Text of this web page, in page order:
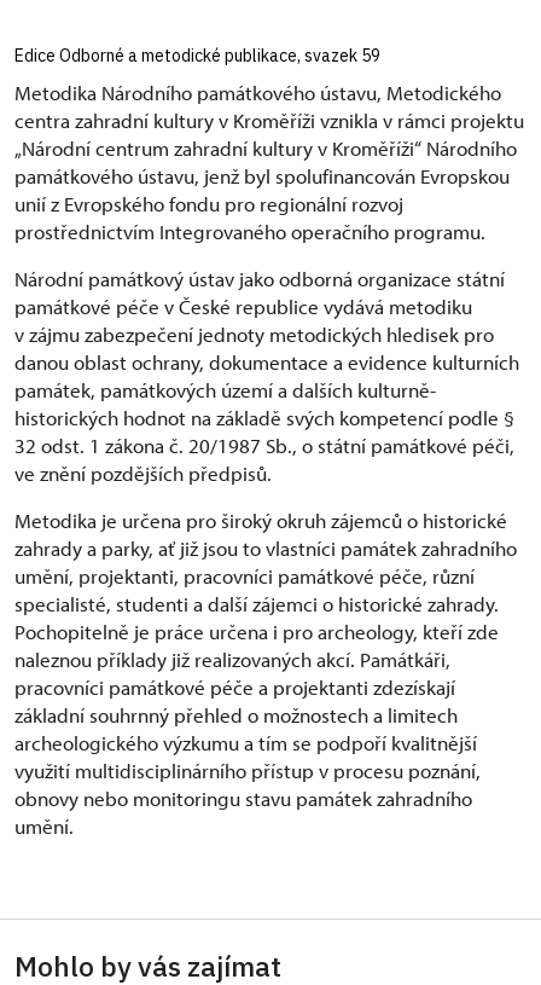
Edice Odborné a metodické publikace, svazek 59
Metodika Národního památkového ústavu, Metodického
centra zahradní kultury v Kroměříži vznikla v rámci projektu
„Národní centrum zahradní kultury v Kroměříži“ Národního
památkového ústavu, jenž byl spolufinancován Evropskou
unií z Evropského fondu pro regionální rozvoj
prostřednictvím Integrovaného operačního programu.
Národní památkový ústav jako odborná organizace státní
památkové péče v České republice vydává metodiku
v zájmu zabezpečení jednoty metodických hledisek pro
danou oblast ochrany, dokumentace a evidence kulturních
památek, památkových území a dalších kulturně-
historických hodnot na základě svých kompetencí podle §
32 odst. 1 zákona č. 20/1987 Sb., o státní památkové péči,
ve znění pozdějších předpisů.
Metodika je určena pro široký okruh zájemců o historické
zahrady a parky, ať již jsou to vlastníci památek zahradního
umění, projektanti, pracovníci památkové péče, různí
specialisté, studenti a další zájemci o historické zahrady.
Pochopitelně je práce určena i pro archeology, kteří zde
naleznou příklady již realizovaných akcí. Památkáři,
pracovníci památkové péče a projektanti zdezískají
základní souhrnný přehled o možnostech a limitech
archeologického výzkumu a tím se podpoří kvalitnější
využití multidisciplinárního přístup v procesu poznání,
obnovy nebo monitoringu stavu památek zahradního
umění.
Mohlo by vás zajímat